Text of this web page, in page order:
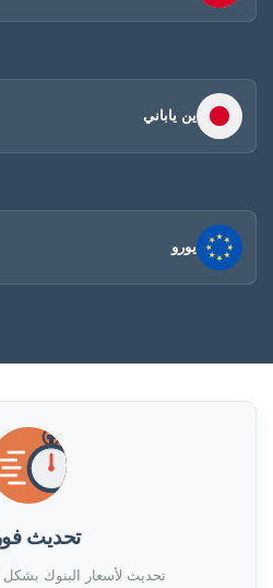
ين ياباني
يورو
تحديث
تحديث لأسعار البنوك